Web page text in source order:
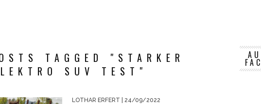
TAGGED "STARKER
SUV TEST"
LOTHAR ERFERT | 24/09/2022